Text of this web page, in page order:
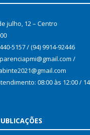
julho, 12 – Centro
5157 / (94) 9914-92446
/
08:00 às 12:00 /